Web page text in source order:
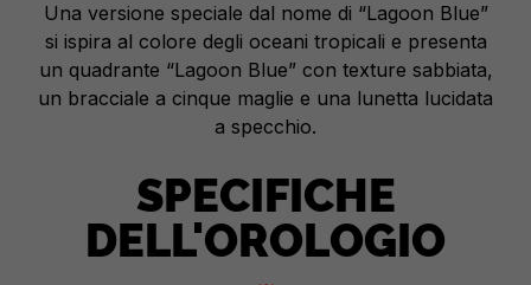
Una versione speciale dal nome di “Lagoon Blue”
si ispira al colore degli oceani tropicali e presenta
un quadrante “Lagoon Blue” con texture sabbiata,
un bracciale a cinque maglie e una lunetta lucidata
a specchio.
SPECIFICHE
DELL'OROLOGIO